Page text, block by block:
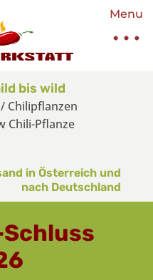
Menu
bis wild
/ Chilipflanzen
Chili-Pflanze
in Österreich und
nach Deutschland